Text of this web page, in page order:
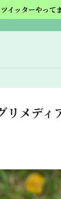
ツイッターやって
リメデ